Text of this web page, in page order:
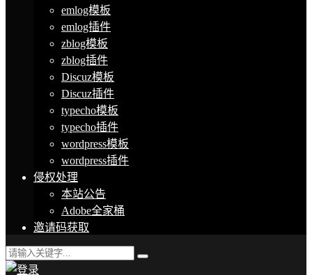
emlog模板
emlog插件
zblog模板
zblog插件
Discuz模板
Discuz插件
typecho模板
typecho插件
wordpress模板
wordpress插件
侵权处理
本站公告
Adobe全家桶
邀请码获取